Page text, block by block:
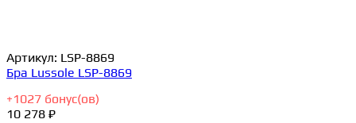
Артикул: LSP-8869
Бра Lussole LSP-8869
+1027 бонус(ов)
10 278 ₽